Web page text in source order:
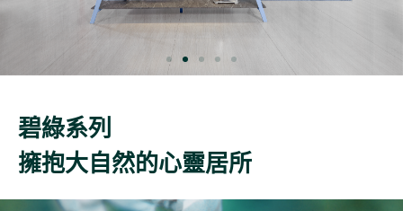
碧綠系列
擁抱大自然的心靈居所